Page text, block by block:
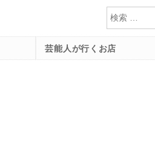
検索
芸能人が行くお店